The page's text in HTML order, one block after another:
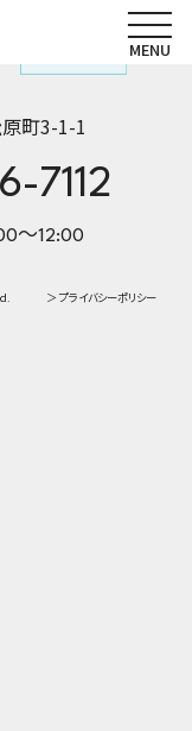
町3-1-1
7112
〜12:00
＞ プライバシーポリシー